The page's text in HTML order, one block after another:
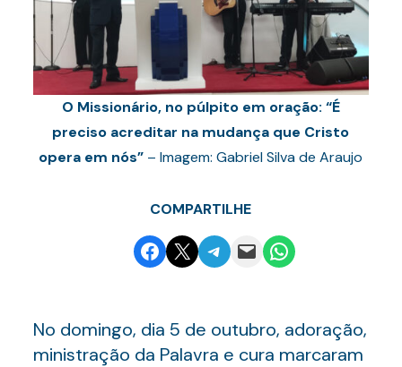
O Missionário, no púlpito em oração: “É
preciso acreditar na mudança que Cristo
opera em nós” – Imagem: Gabriel Silva de Araujo
COMPARTILHE
Share on Facebook
Email this PageShare on Telegram
Email this PageShare on WhatsApp
No domingo, dia 5 de outubro, adoração,
ministração da Palavra e cura marcaram